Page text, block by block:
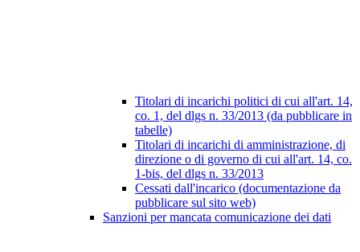
Titolari di incarichi politici di cui all'art. 14,
co. 1, del dlgs n. 33/2013 (da pubblicare in
tabelle)
Titolari di incarichi di amministrazione, di
direzione o di governo di cui all'art. 14, co.
1-bis, del dlgs n. 33/2013
Cessati dall'incarico (documentazione da
pubblicare sul sito web)
Sanzioni per mancata comunicazione dei dati